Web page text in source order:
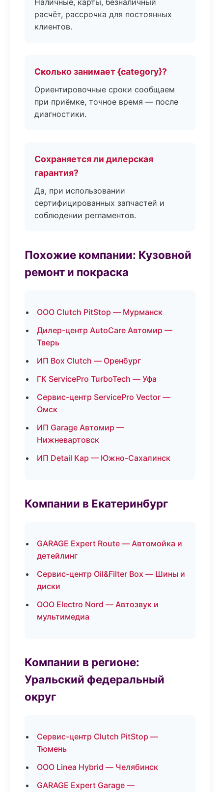
Наличные, карты, безналичный
расчёт, рассрочка для постоянных
клиентов.
Сколько занимает {category}?
Ориентировочные сроки сообщаем
при приёмке, точное время — после
диагностики.
Сохраняется ли дилерская
гарантия?
Да, при использовании
сертифицированных запчастей и
соблюдении регламентов.
Похожие компании: Кузовной
ремонт и покраска
ООО Clutch PitStop — Мурманск
Дилер-центр AutoCare Автомир —
Тверь
ИП Box Clutch — Оренбург
ГК ServicePro TurboTech — Уфа
Сервис-центр ServicePro Vector —
Омск
ИП Garage Автомир —
Нижневартовск
ИП Detail Кар — Южно-Сахалинск
Компании в Екатеринбург
GARAGE Expert Route — Автомойка и
детейлинг
Сервис-центр Oil&Filter Box — Шины и
диски
ООО Electro Nord — Автозвук и
мультимедиа
Компании в регионе:
Уральский федеральный
округ
Сервис-центр Clutch PitStop —
Тюмень
ООО Linea Hybrid — Челябинск
GARAGE Expert Garage —